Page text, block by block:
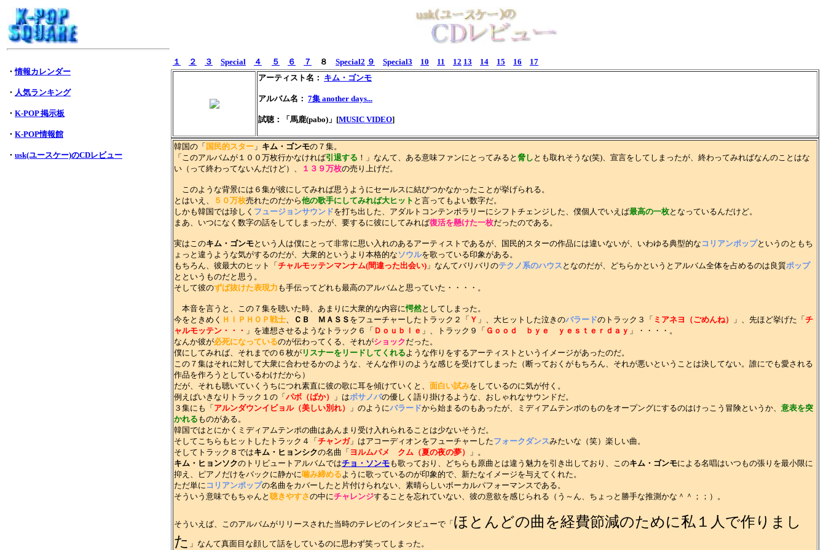
・情報カレンダー
・ 人気ランキング
・ K-POP 掲示板
・ K-POP情報館
・ usk(ユースケー)のCDレビュー
１ ２ ３ Special ４ ５ ６ ７ ８ Special2 ９ Special3 10 11 12 13 14 15 16
17
アーティスト名： キム・ゴンモ
アルバム名： 7集 another days...
試聴：「馬鹿(pabo)」[MUSIC VIDEO]
韓国の「 国民的スター 」 キム・ゴンモの７集。
「このアルバムが１００万枚行かなければ引退する ！」なんて、ある意味ファンにとってみると 脅し とも取れそうな(笑)、宣言をしてしまったが、終わってみればなんのことはな
い（って終わってないんだけど）、
１３９万枚の売り上げだ。
このような背景には６集が彼にしてみれば思うようにセールスに結びつかなかったことが挙げられる。
とはいえ、
５０万枚売れたのだから他の歌手にしてみれば大ヒット と言ってもよい数字だ。
しかも韓国では珍しく フュージョンサウンドを打ち出した、アダルトコンテンポラリーにシフトチェンジした、僕個人でいえば最高の一枚となっているんだけど。
まあ、いつになく数字の話をしてしまったが、要するに彼にしてみれば復活を懸けた一枚だったのである。
実はこのキム・ゴンモという人は僕にとって非常に思い入れのあるアーティストであるが、国民的スターの作品には違いないが、いわゆる典型的な コリアンポップというのともち
ょっと違うような気がするのだが、大衆的というより本格的なソウルを歌っている印象がある。
もちろん、彼最大のヒット「 チャルモッテンマンナム(間違った出会い) 」なんてバリバリのテクノ系のハウス となのだが、どちらかというとアルバム全体を占めるのは良質ポップ
とというものだと思う。
そして彼のずば抜けた表現力 も手伝ってどれも最高のアルバムと思っていた・・・・。
本音を言うと、この７集を聴いた時、あまりに大衆的な内容に愕然としてしまった。
今をときめく ＨＩＰＨＯＰ戦士、 ＣＢ ＭＡＳＳ をフューチャーしたトラック２「 Ｙ 」、大ヒットした泣きのバラードのトラック３「 ミアネヨ（ごめんね） 」、先ほど挙げた「 チ
ャルモッテン・・・ 」を連想させるようなトラック６「 Ｄｏｕｂｌｅ 」、トラック９「 Ｇｏｏｄ ｂｙｅ ｙｅｓｔｅｒｄａｙ 」・・・・。
なんか彼が必死になっているのが伝わってくる、それがショックだった。
僕にしてみれば、それまでの６枚が リスナーをリードしてくれるような作りをするアーティストというイメージがあったのだ。
この７集はそれに対して大衆に合わせるかのような、そんな作りのような感じを受けてしまった（断っておくがもちろん、それが悪いということは決してない。誰にでも愛される
作品を作ろうとしているわけだから）
だが、それも聴いていくうちにつれ素直に彼の歌に耳を傾けていくと、 面白い試みをしているのに気が付く。
例えばいきなりトラック１の「 パボ（ばか） 」はボサノバの優しく語り掛けるような、おしゃれなサウンドだ。
３集にも「 アルンダウンイビョル（美しい別れ） 」のようにバラードから始まるのもあったが、ミディアムテンポのものをオープングにするのはけっこう冒険というか、 意表を突
かれる ものがある。
韓国ではとにかくミディアムテンポの曲はあんまり受け入れられることは少ないそうだ。
そしてこちらもヒットしたトラック４「 チャンガ」はアコーディオンをフューチャーしたフォークダンスみたいな（笑）楽しい曲。
そしてトラック８ではキム・ヒョンシクの名曲「 ヨルムパメ クム（夏の夜の夢）
」。
キム・ヒョンソクのトリビュートアルバムではチョ・ソンモも歌っており、どちらも原曲とは違う魅力を引き出しており、このキム・ゴンモによる名唱はいつもの張りを最小限に
抑え、ピアノだけをバックに静かに噛み締めるように歌っているのが印象的で、新たなイメージを与えてくれた。
ただ単に コリアンポップの名曲をカバーしたと片付けられない、素晴らしいボーカルパフォーマンスである。
そういう意味でもちゃんと 聴きやすさの中にチャレンジすることを忘れていない、彼の意欲を感じられる（う～ん、ちょっと勝手な推測かな＾＾；；）。
そういえば、このアルバムがリリースされた当時のテレビのインタビューで「 ほとんどの曲を経費節減のために私１人で作りまし
た 」なんて真面目な顔して話をしているのに思わず笑ってしまった。